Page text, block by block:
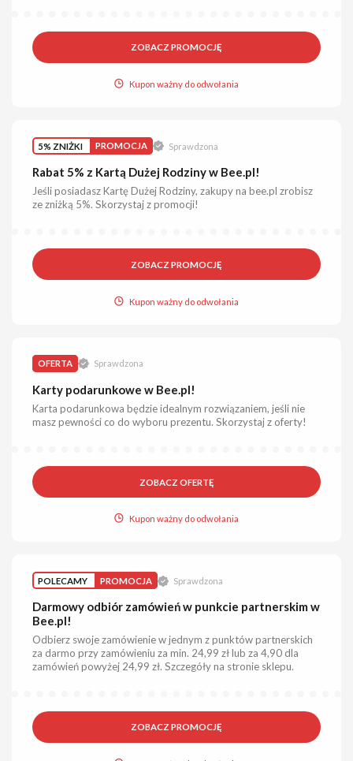
ZOBACZ PROMOCJĘ
Kupon ważny do odwołania
5% ZNIŻKI PROMOCJA Sprawdzona
Rabat 5% z Kartą Dużej Rodziny w Bee.pl!
Jeśli posiadasz Kartę Dużej Rodziny, zakupy na bee.pl zrobisz
ze zniżką 5%. Skorzystaj z promocji!
ZOBACZ PROMOCJĘ
Kupon ważny do odwołania
OFERTA Sprawdzona
Karty podarunkowe w Bee.pl!
Karta podarunkowa będzie idealnym rozwiązaniem, jeśli nie
masz pewności co do wyboru prezentu. Skorzystaj z oferty!
ZOBACZ OFERTĘ
Kupon ważny do odwołania
POLECAMY PROMOCJA Sprawdzona
Darmowy odbiór zamówień w punkcie partnerskim w
Bee.pl!
Odbierz swoje zamówienie w jednym z punktów partnerskich
za darmo przy zamówieniu za min. 24,99 zł lub za 4,90 dla
zamówień powyżej 24,99 zł. Szczegóły na stronie sklepu.
ZOBACZ PROMOCJĘ